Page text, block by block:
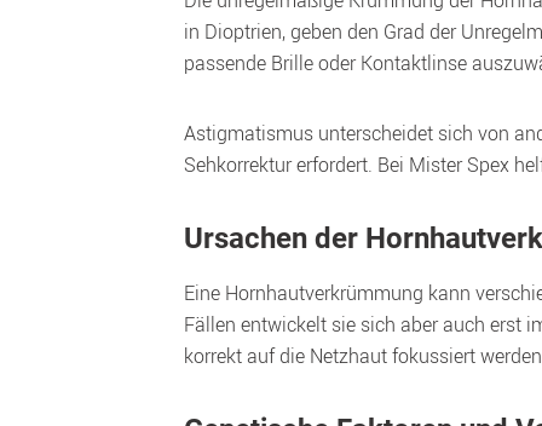
in Dioptrien, geben den Grad der
passende Brille oder Kontaktlinse
Astigmatismus unterscheidet sich von
Sehkorrektur erfordert. Bei Mister Spex
Ursachen der
Eine Hornhautverkrümmung kann
Fällen entwickelt sie sich aber auch erst
korrekt auf die Netzhaut fokussiert